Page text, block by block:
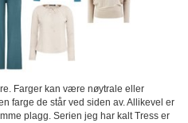
Farger kan være nøytrale eller
farge de står ved siden av. Allikevel er
plagg. Serien jeg har kalt Tress er